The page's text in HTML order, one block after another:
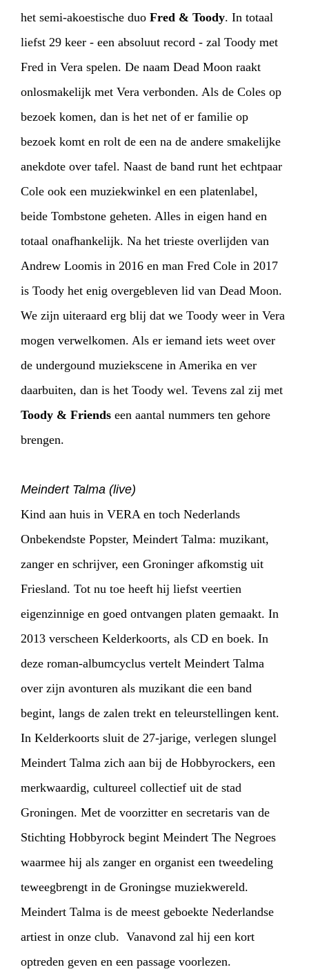
HOME PROGRAMMA
ARTDIVISIONFOTO’SNIEUWS
het semi-akoestische duo Fred & Toody. In totaal
liefst 29 keer - een absoluut record - zal Toody met
Fred in Vera spelen. De naam Dead Moon raakt
onlosmakelijk met Vera verbonden. Als de Coles op
bezoek komen, dan is het net of er familie op
bezoek komt en rolt de een na de andere smakelijke
anekdote over tafel. Naast de band runt het echtpaar
Cole ook een muziekwinkel en een platenlabel,
beide Tombstone geheten. Alles in eigen hand en
totaal onafhankelijk. Na het trieste overlijden van
Andrew Loomis in 2016 en man Fred Cole in 2017
is Toody het enig overgebleven lid van Dead Moon.
We zijn uiteraard erg blij dat we Toody weer in Vera
mogen verwelkomen. Als er iemand iets weet over
de undergound muziekscene in Amerika en ver
daarbuiten, dan is het Toody wel. Tevens zal zij met
Toody & Friends een aantal nummers ten gehore
brengen.
Meindert Talma (live)
Kind aan huis in VERA en toch Nederlands
Onbekendste Popster, Meindert Talma: muzikant,
zanger en schrijver, een Groninger afkomstig uit
Friesland. Tot nu toe heeft hij liefst veertien
eigenzinnige en goed ontvangen platen gemaakt. In
2013 verscheen Kelderkoorts, als CD en boek. In
deze roman-albumcyclus vertelt Meindert Talma
over zijn avonturen als muzikant die een band
begint, langs de zalen trekt en teleurstellingen kent.
In Kelderkoorts sluit de 27-jarige, verlegen slungel
Meindert Talma zich aan bij de Hobbyrockers, een
merkwaardig, cultureel collectief uit de stad
Groningen. Met de voorzitter en secretaris van de
Stichting Hobbyrock begint Meindert The Negroes
waarmee hij als zanger en organist een tweedeling
teweegbrengt in de Groningse muziekwereld.
Meindert Talma is de meest geboekte Nederlandse
artiest in onze club. Vanavond zal hij een kort
optreden geven en een passage voorlezen.